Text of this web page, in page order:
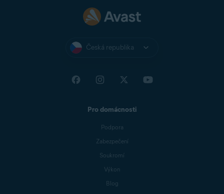
Česká republika
Pro domácnosti
Podpora
Zabezpečení
Soukromí
Výkon
Blog